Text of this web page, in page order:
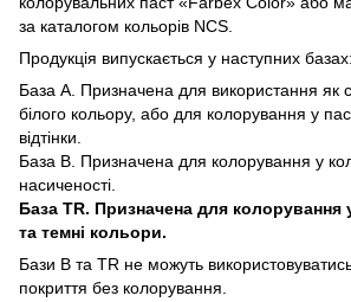
за каталогом кольорів NCS.
Продукція випускається у наступних базах:
База А. Призначена для використання як
білого кольору, або для колорування у
відтінки.
База В. Призначена для колорування у
насиченості.
База TR. Призначена для колорування
та темні кольори.
Бази В та TR не можуть
покриття без колорування.